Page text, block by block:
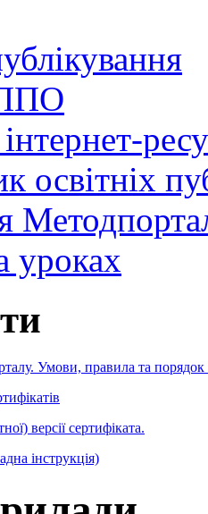
освітніх
уроках
Умови, правила та порядок
версії сертифіката.
інструкція)